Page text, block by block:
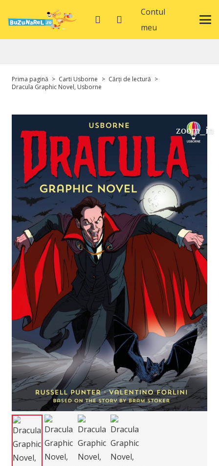
Contul
meu
Prima pagină > Carti Usborne > Cărți de lectură >
Dracula Graphic Novel, Usborne